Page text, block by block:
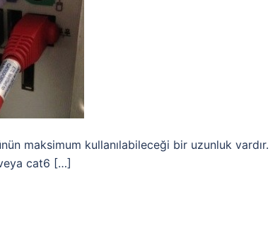
maksimum kullanılabileceği bir uzunluk vardır.
cat6 […]